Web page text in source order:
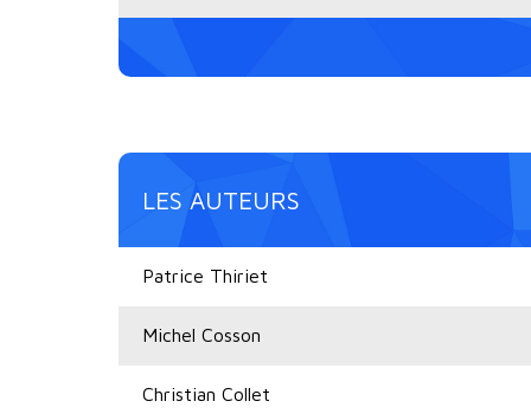
LES AUTEURS
Patrice Thiriet
Michel Cosson
Christian Collet